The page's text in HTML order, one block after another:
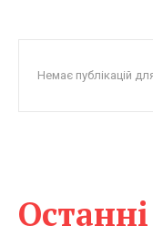
Немає публікацій